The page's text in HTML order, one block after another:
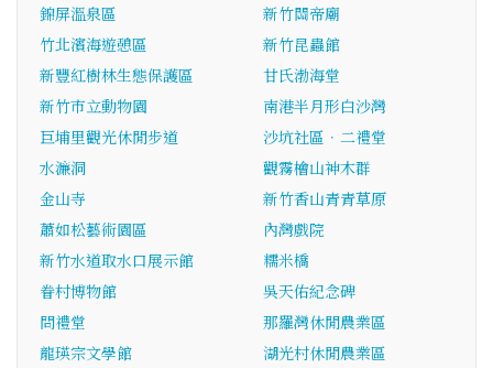
錦屏溫泉區
新竹關帝廟
竹北濱海遊憩區
新竹昆蟲館
新豐紅樹林生態保護區
甘氏渤海堂
新竹市立動物園
南港半月形白沙灣
巨埔里觀光休閒步道
沙坑社區．二禮堂
水濂洞
觀霧檜山神木群
金山寺
新竹香山青青草原
蕭如松藝術園區
內灣戲院
新竹水道取水口展示館
糯米橋
眷村博物館
吳天佑紀念碑
問禮堂
那羅灣休閒農業區
龍瑛宗文學館
湖光村休閒農業區